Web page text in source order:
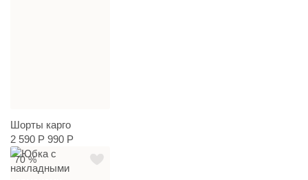
Шорты карго
2 590 Р 990 Р
70 %